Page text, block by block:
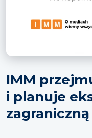
IMM
i planuje
zagraniczną